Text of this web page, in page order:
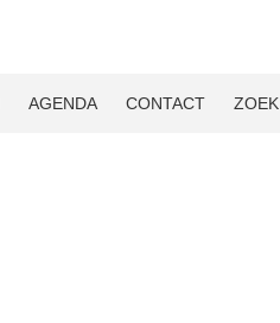
AGENDA CONTACT ZOEK